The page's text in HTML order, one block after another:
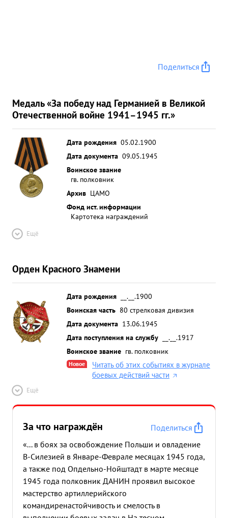
Поделиться
Медаль «За победу над Германией в Великой
Отечественной войне 1941–1945 гг.»
Дата рождения 05.02.1900
Дата документа 09.05.1945
Воинское звание
гв. полковник
Архив ЦАМО
Фонд ист. информации
Картотека награждений
Ещё
Орден Красного Знамени
Дата рождения
__.__.1900
Воинская часть 80 стрелковая дивизия
Дата документа 13.06.1945
Дата поступления на службу
__.__.1917
Воинское звание гв. полковник
Новое
Читать об этих событиях в журнале
боевых действий части
Ещё
За что награждён
Поделиться
«... в боях за освобождение Польши и овладение
В-Силезией в Январе-Феврале месяцах 1945 года,
а также под Опдельно-Нойштадт в марте месяце
1945 года полковник ДАНИН проявил высокое
мастерство артиллерийского
командиренастойчивость и смелость в